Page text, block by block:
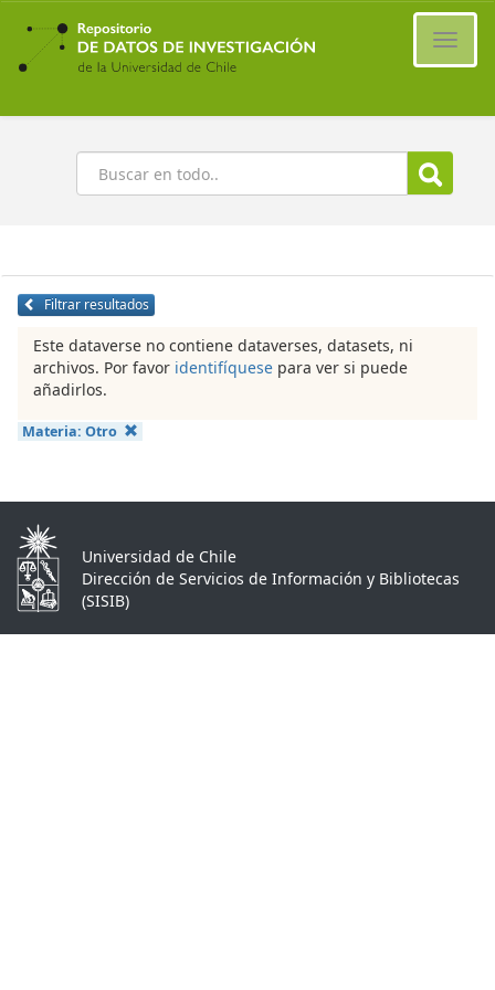
Ir
contenido
principal
Buscar
Filtrar resultados
Este dataverse no contiene dataverses, datasets, ni
archivos. Por favor identifíquese para ver si puede
añadirlos.
Materia: Otro
Universidad de Chile
Dirección de Servicios de Información y Bibliotecas
(SISIB)